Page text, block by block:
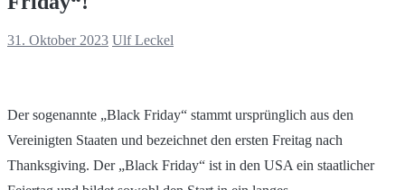
31. Oktober 2023 Ulf Leckel
Der sogenannte „Black Friday“ stammt ursprünglich aus den
Vereinigten Staaten und bezeichnet den ersten Freitag nach
Thanksgiving. Der „Black Friday“ ist in den USA ein staatlicher